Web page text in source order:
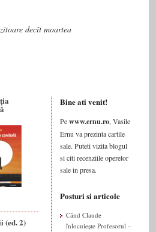
decît moartea
(ed. 2)
Bine ati venit!
Pewww.ernu.ro, Vasile
Ernu va prezinta cartile
sale. Puteti vizita blogul
si citi recenziile operelor
sale in presa.
Posturi si articole
Când Claude
înlocuiește Profesorul –